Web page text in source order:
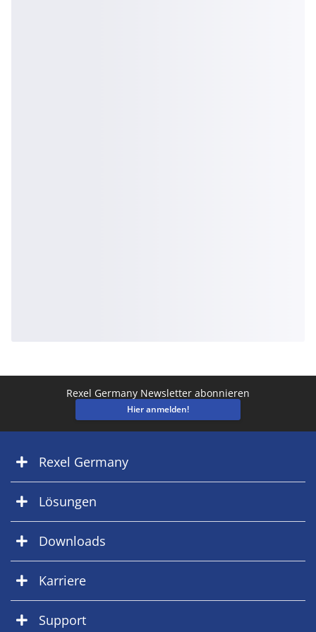
Rexel Germany Newsletter abonnieren
Hier anmelden!
Rexel Germany
Lösungen
Downloads
Karriere
Support